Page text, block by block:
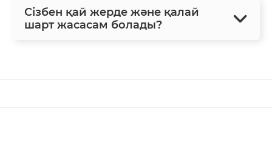
Сізбен қай жерде және қалай
шарт жасасам болады?